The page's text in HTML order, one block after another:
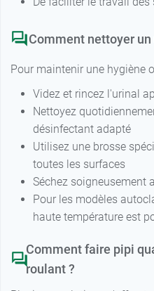
Comment nettoyer
Pour maintenir une hygiène
Videz et rincez l'urinal
Nettoyez
désinfectant adapté
Utilisez une brosse
toutes les surfaces
Séchez soigneusement
Pour les modèles
haute température est
Comment faire pipi
roulant ?